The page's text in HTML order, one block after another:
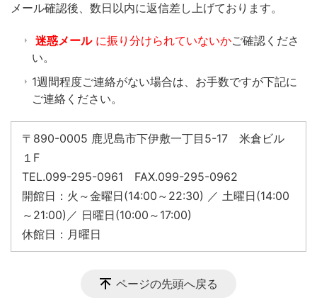
​メール確認後、数日以内に返信差し上げております。
迷惑メール に振り分けられていないかご確認くださ
い。
1週間程度ご連絡がない場合は、お手数ですが下記に
ご連絡ください。
〒890-0005 鹿児島市下伊敷一丁目5-17 米倉ビル
１F
TEL.099-295-0961 FAX.099-295-0962
開館日：火～金曜日(14:00～22:30) ／ 土曜日(14:00
～21:00)／ 日曜日(10:00～17:00)
休館日：月曜日
ページの先頭へ戻る